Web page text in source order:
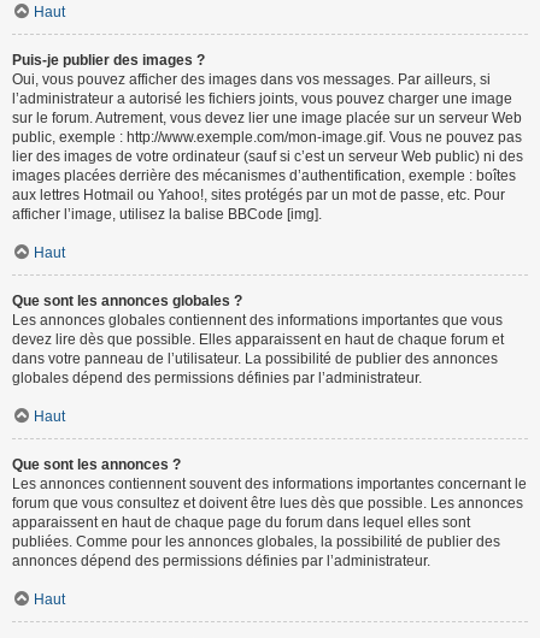
Haut
Puis-je publier des images ?
Oui, vous pouvez afficher des images dans vos messages. Par ailleurs, si
l’administrateur a autorisé les fichiers joints, vous pouvez charger une image
sur le forum. Autrement, vous devez lier une image placée sur un serveur Web
public, exemple : http://www.exemple.com/mon-image.gif. Vous ne pouvez pas
lier des images de votre ordinateur (sauf si c’est un serveur Web public) ni des
images placées derrière des mécanismes d’authentification, exemple : boîtes
aux lettres Hotmail ou Yahoo!, sites protégés par un mot de passe, etc. Pour
afficher l’image, utilisez la balise BBCode [img].
Haut
Que sont les annonces globales ?
Les annonces globales contiennent des informations importantes que vous
devez lire dès que possible. Elles apparaissent en haut de chaque forum et
dans votre panneau de l’utilisateur. La possibilité de publier des annonces
globales dépend des permissions définies par l’administrateur.
Haut
Que sont les annonces ?
Les annonces contiennent souvent des informations importantes concernant le
forum que vous consultez et doivent être lues dès que possible. Les annonces
apparaissent en haut de chaque page du forum dans lequel elles sont
publiées. Comme pour les annonces globales, la possibilité de publier des
annonces dépend des permissions définies par l’administrateur.
Haut